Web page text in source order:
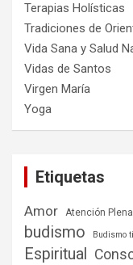
Terapias Holísticas
Tradiciones de
Vida Sana y Salud
Vidas de Santos
Virgen María
Yoga
Etiquetas
Amor Atención Plena
budismo Budismo
Espiritual